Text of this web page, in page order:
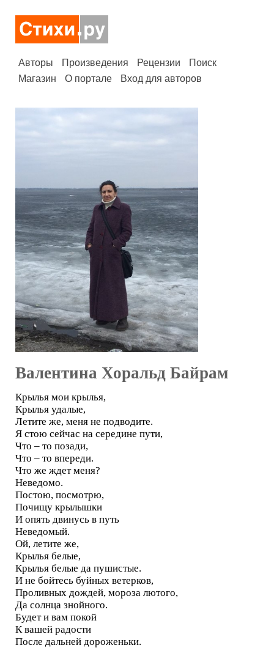
Авторы Произведения Рецензии
Поиск
Магазин
О портале Вход для авторов
Валентина Хоральд Байрам
Крылья мои крылья,
Крылья удалые,
Летите же, меня не подводите.
Я стою сейчас на середине пути,
Что – то позади,
Что – то впереди.
Что же ждет меня?
Неведомо.
Постою, посмотрю,
Почищу крылышки
И опять двинусь в путь
Неведомый.
Ой, летите же,
Крылья белые,
Крылья белые да пушистые.
И не бойтесь буйных ветерков,
Проливных дождей, мороза лютого,
Да солнца знойного.
Будет и вам покой
К вашей радости
После дальней дороженьки.